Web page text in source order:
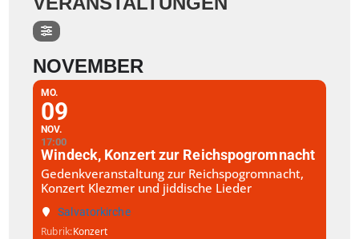
NOVEMBER
MO.
09
NOV.
17:00
Windeck, Konzert zur Reichspogromnacht
Gedenkveranstaltung zur Reichspogromnacht,
Konzert Klezmer und jiddische Lieder
Salvatorkirche
Rubrik Konzert